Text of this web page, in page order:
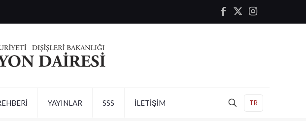
YAYINLAR SSS İLETİŞİM TR